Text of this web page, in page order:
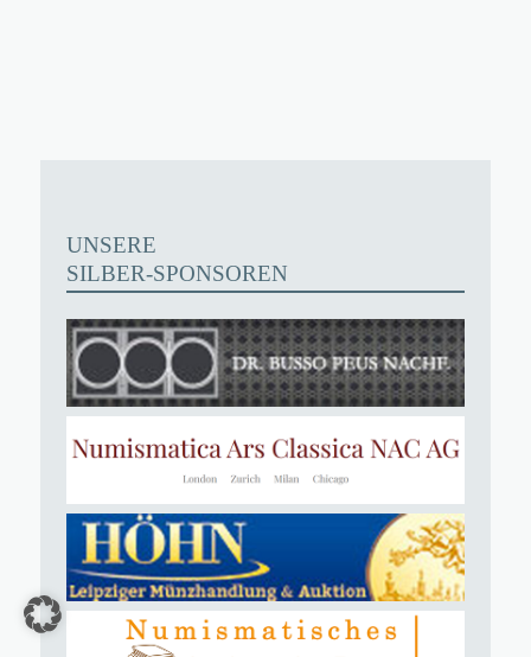
UNSERE
SILBER-SPONSOREN